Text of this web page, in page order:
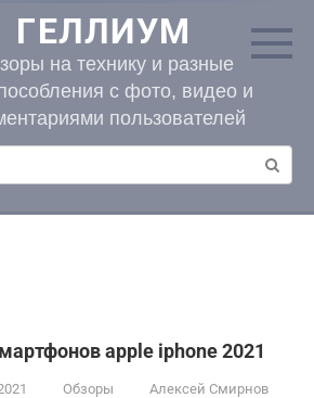
ГЕЛЛИУМ
на технику и разные
с фото, видео и
пользователей
apple iphone 2021
Обзоры Алексей Смирнов